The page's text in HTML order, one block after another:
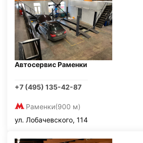
Автосервис Раменки
+7 (495) 135-42-87
Раменки(900 м)
ул. Лобачевского, 114